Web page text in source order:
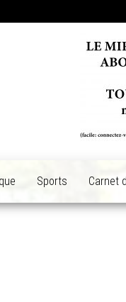
Sports Carnet